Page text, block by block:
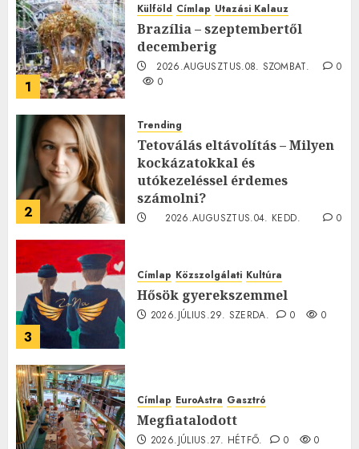
1
Külföld Címlap Utazási Kalauz
Brazília – szeptembertől
decemberig
2026.AUGUSZTUS.08. SZOMBAT.
0
0
2
Trending
Tetoválás eltávolítás – Milyen
kockázatokkal és
utókezeléssel érdemes
számolni?
2026.AUGUSZTUS.04. KEDD.
0
3
Címlap Közszolgálati Kultúra
Hősök gyerekszemmel
2026.JÚLIUS.29. SZERDA. 0 0
Címlap EuroAstra Gasztró
Megfiatalodott
2026.JÚLIUS.27. HÉTFŐ. 0 0